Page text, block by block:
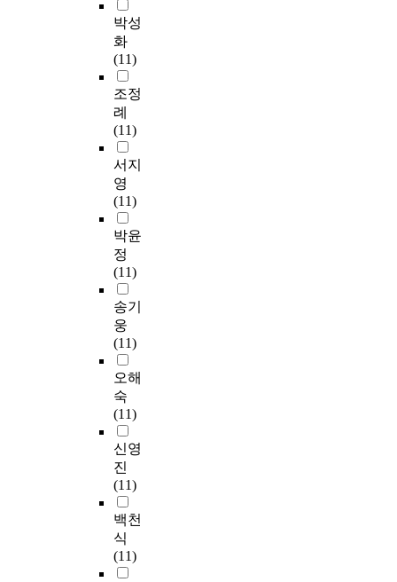
박성
화
(11)
조정
례
(11)
서지
영
(11)
박윤
정
(11)
송기
웅
(11)
오해
숙
(11)
신영
진
(11)
백천
식
(11)